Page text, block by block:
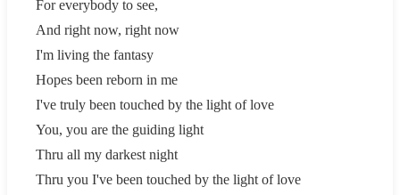
For everybody to see,
And right now, right now
I'm living the fantasy
Hopes been reborn in me
I've truly been touched by the light of love
You, you are the guiding light
Thru all my darkest night
Thru you I've been touched by the light of love